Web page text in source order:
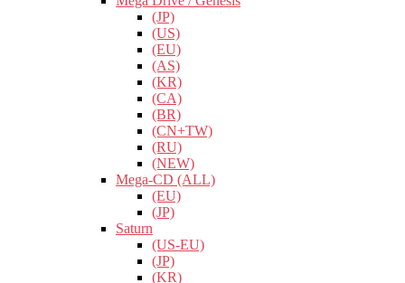
(JP)
(US)
(EU)
(AS)
(KR)
(CA)
(BR)
(CN+TW)
(RU)
(NEW)
Mega-CD (ALL)
(EU)
(JP)
Saturn
(US-EU)
(JP)
(KR)